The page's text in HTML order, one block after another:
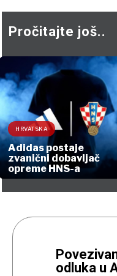
Pročitajte još..
HRVATSKA
Adidas postaje
zvanični dobavljač
opreme HNS-a
odluka u